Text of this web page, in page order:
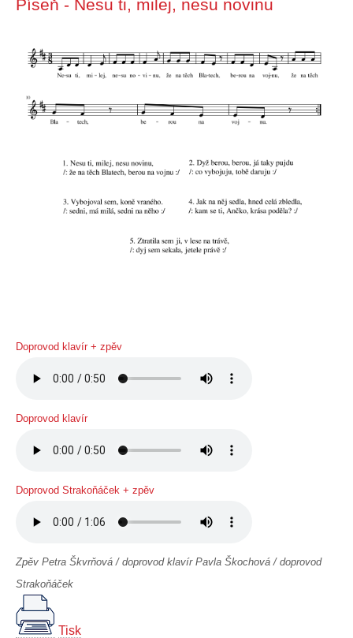
Píseň - Nesu ti, milej, nesu novinu
Doprovod klavír + zpěv
Doprovod klavír
Doprovod Strakoňáček + zpěv
Zpěv Petra Škvrňová / doprovod klavír Pavla Škochová / doprovod
Strakoňáček
Tisk